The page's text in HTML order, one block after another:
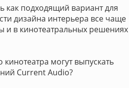
как подходящий вариант для
дизайна интерьера все чаще
и в кинотеатральных решениях
могут выпускать
Current Audio?